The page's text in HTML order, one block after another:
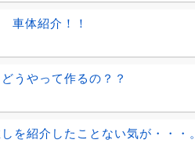
車体紹介！！
うやって作るの？？
を紹介したことない気が・・・。